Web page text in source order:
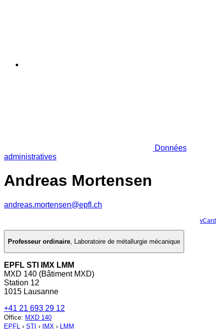
Données
administratives
Andreas Mortensen
andreas.mortensen@epfl.ch
vCard
Professeur ordinaire, Laboratoire de métallurgie mécanique
EPFL STI IMX LMM
MXD 140 (Bâtiment MXD)
Station 12
1015 Lausanne
+41 21 693 29 12
Office: MXD 140
EPFL › STI › IMX › LMM